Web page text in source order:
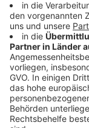
©RADIO
Leicht
möglich, das
stören.
Anzeige